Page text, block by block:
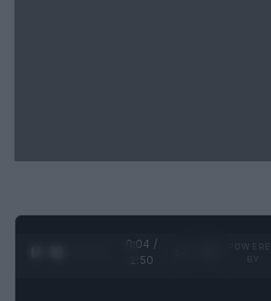
0:05 /
1:50